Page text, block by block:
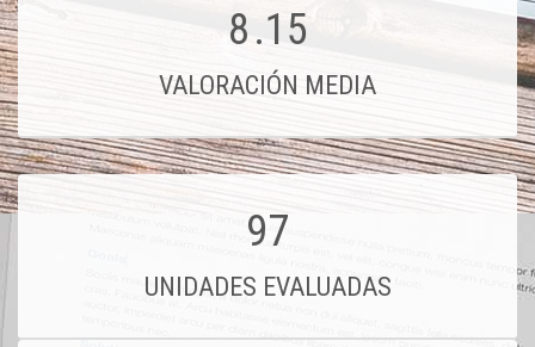
8.15
VALORACIÓN MEDIA
97
UNIDADES EVALUADAS